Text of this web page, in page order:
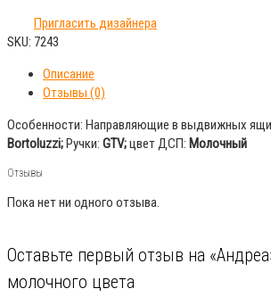
Пригласить дизайнера
SKU: 7243
Описание
Отзывы (0)
Особенности: Направляющие в выдвижных
Bortoluzzi;Ручки: GTV;цвет ДСП: Молочный
Отзывы
Пока нет ни одного отзыва.
Оставьте первый отзыв на
молочного цвета